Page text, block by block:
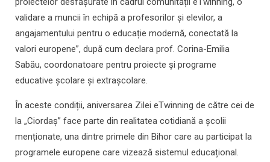
validare a muncii în echipă a profesorilor și elevilor, a
angajamentului pentru o educație modernă, conectată la
valori europene”, după cum declara prof. Corina-Emilia
Sabău, coordonatoare pentru proiecte și programe
educative școlare și extrașcolare.
În aceste condiții, aniversarea Zilei eTwinning de către cei de
la „Ciordaș” face parte din realitatea cotidiană a școlii
menționate, una dintre primele din Bihor care au participat la
programele europene care vizează sistemul educațional.